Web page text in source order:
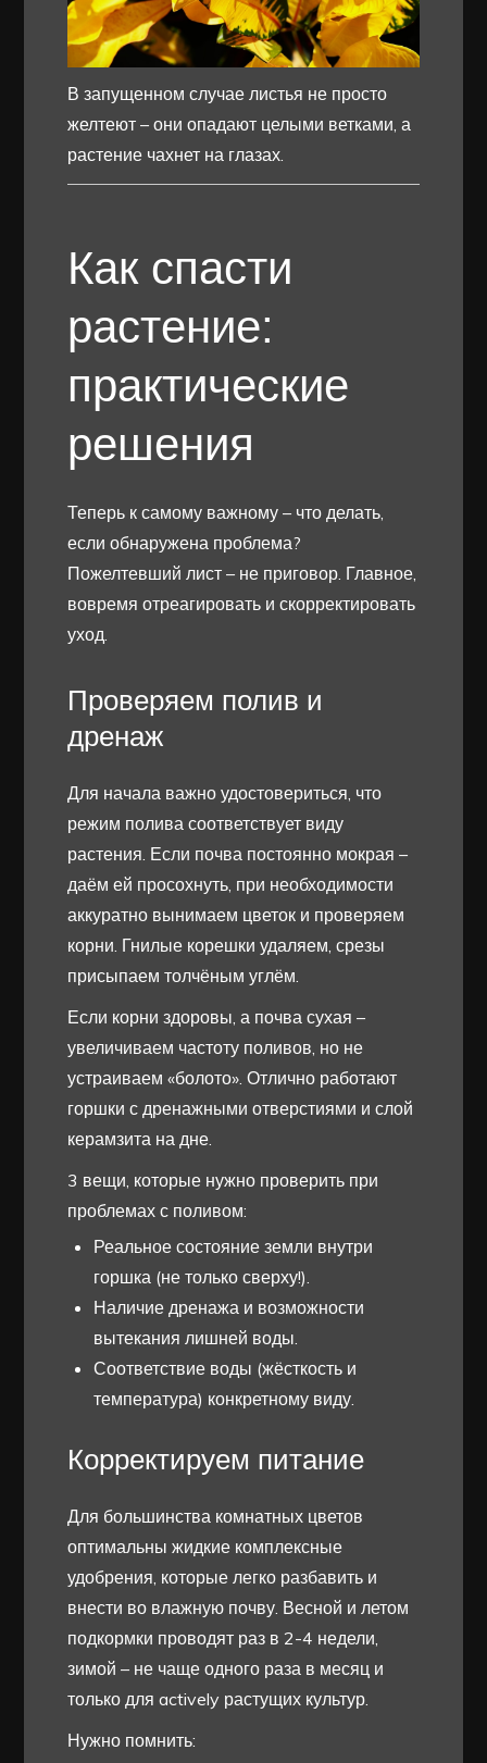
В запущенном случае листья не просто
желтеют – они опадают целыми ветками, а
растение чахнет на глазах.
Как спасти
растение:
практические
решения
Теперь к самому важному – что делать,
если обнаружена проблема?
Пожелтевший лист – не приговор. Главное,
вовремя отреагировать и скорректировать
уход.
Проверяем полив и
дренаж
Для начала важно удостовериться, что
режим полива соответствует виду
растения. Если почва постоянно мокрая –
даём ей просохнуть, при необходимости
аккуратно вынимаем цветок и проверяем
корни. Гнилые корешки удаляем, срезы
присыпаем толчёным углём.
Если корни здоровы, а почва сухая –
увеличиваем частоту поливов, но не
устраиваем «болото». Отлично работают
горшки с дренажными отверстиями и слой
керамзита на дне.
3 вещи, которые нужно проверить при
проблемах с поливом:
Реальное состояние земли внутри
горшка (не только сверху!).
Наличие дренажа и возможности
вытекания лишней воды.
Соответствие воды (жёсткость и
температура) конкретному виду.
Корректируем питание
Для большинства комнатных цветов
оптимальны жидкие комплексные
удобрения, которые легко разбавить и
внести во влажную почву. Весной и летом
подкормки проводят раз в 2-4 недели,
зимой – не чаще одного раза в месяц и
только для actively растущих культур.
Нужно помнить: